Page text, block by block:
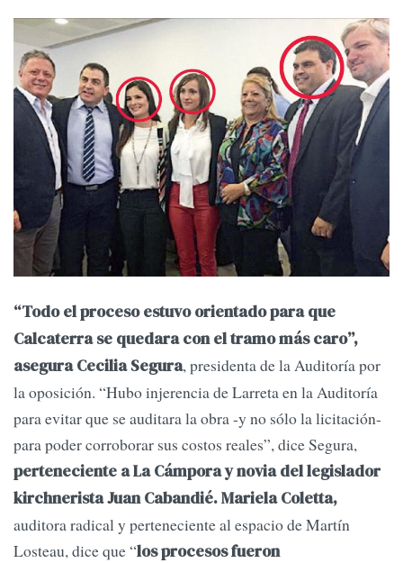
“Todo el proceso estuvo orientado para que
Calcaterra se quedara con el tramo más caro”,
asegura Cecilia Segura, presidenta de la Auditoría por
la oposición. “Hubo injerencia de Larreta en la Auditoría
para evitar que se auditara la obra -y no sólo la licitación-
para poder corroborar sus costos reales”, dice Segura,
perteneciente a La Cámpora y novia del legislador
kirchnerista Juan Cabandié.Mariela Coletta,
auditora radical y perteneciente al espacio de Martín
Losteau, dice que “los procesos fueron